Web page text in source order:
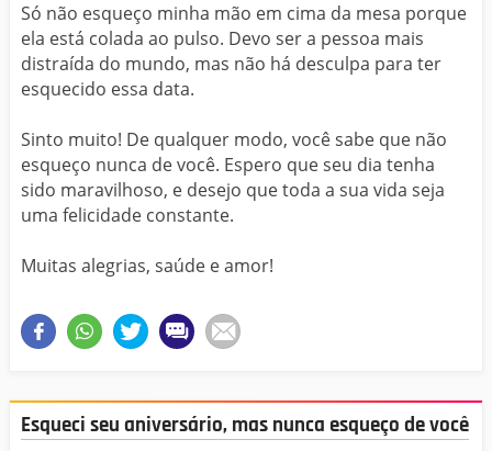
Só não esqueço minha mão em cima da mesa porque
ela está colada ao pulso. Devo ser a pessoa mais
distraída do mundo, mas não há desculpa para ter
esquecido essa data.
Sinto muito! De qualquer modo, você sabe que não
esqueço nunca de você. Espero que seu dia tenha
sido maravilhoso, e desejo que toda a sua vida seja
uma felicidade constante.
Muitas alegrias, saúde e amor!
Esqueci seu aniversário, mas nunca esqueço de você